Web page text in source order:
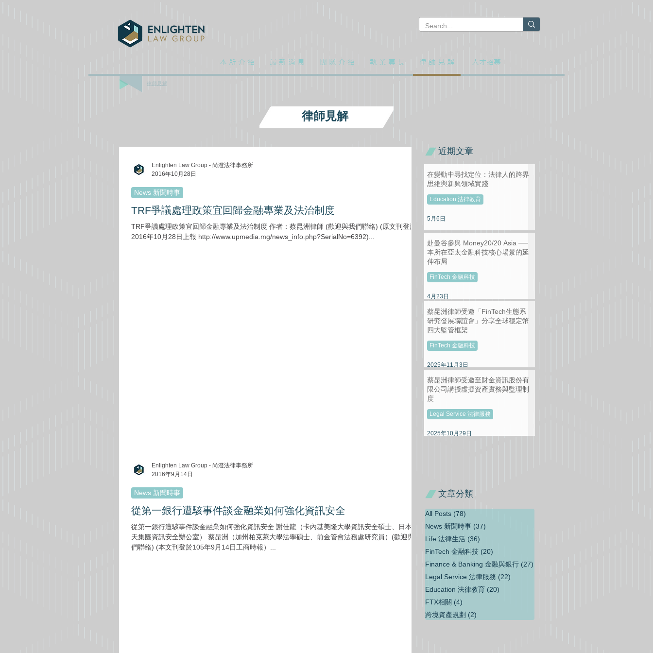
律師見解
律師見解
本 所 介 紹 最 新 消 息 團 隊 介 紹 執 業 專 長 律 師 見 解 人才招募
TRF爭議處理政策宜回歸金融專業及法治制度
TRF爭議處理政策宜回歸金融專業及法治制度 作者：蔡昆洲律師 (歡迎與我們聯絡) (原文刊登於
2016年10月28日上報 http://www.upmedia.mg/news_info.php?SerialNo=6392)...
News 新聞時事
Enlighten Law Group - 尚澄法律事務所
2016年10月28日
從第一銀行遭駭事件談金融業如何強化資訊安全
從第一銀行遭駭事件談金融業如何強化資訊安全 謝佳龍（卡內基美隆大學資訊安全碩士、日本樂
天集團資訊安全辦公室） 蔡昆洲（加州柏克萊大學法學碩士、前金管會法務處研究員）(歡迎與我
們聯絡) (本文刊登於105年9月14日工商時報）...
News 新聞時事
Enlighten Law Group - 尚澄法律事務所
2016年9月14日
​近期文章
在變動中尋找定位：法律人的跨界
思維與新興領域實踐
Education 法律教育
5月6日
赴曼谷參與 Money20/20 Asia ──
本所在亞太金融科技核心場景的延
伸布局
FinTech 金融科技
4月23日
蔡昆洲律師受邀「FinTech生態系
研究發展聯誼會」分享全球穩定幣
四大監管框架
FinTech 金融科技
2025年11月3日
蔡昆洲律師受邀至財金資訊股份有
限公司講授虛擬資產實務與監理制
度
Legal Service 法律服務
2025年10月29日
​文章分類
All Posts (78)
News 新聞時事 (37)
Life 法律生活 (36)
FinTech 金融科技 (20)
Finance & Banking 金融與銀行 (27)
Legal Service 法律服務 (22)
Education 法律教育 (20)
FTX相關 (4)
跨境資產規劃 (2)